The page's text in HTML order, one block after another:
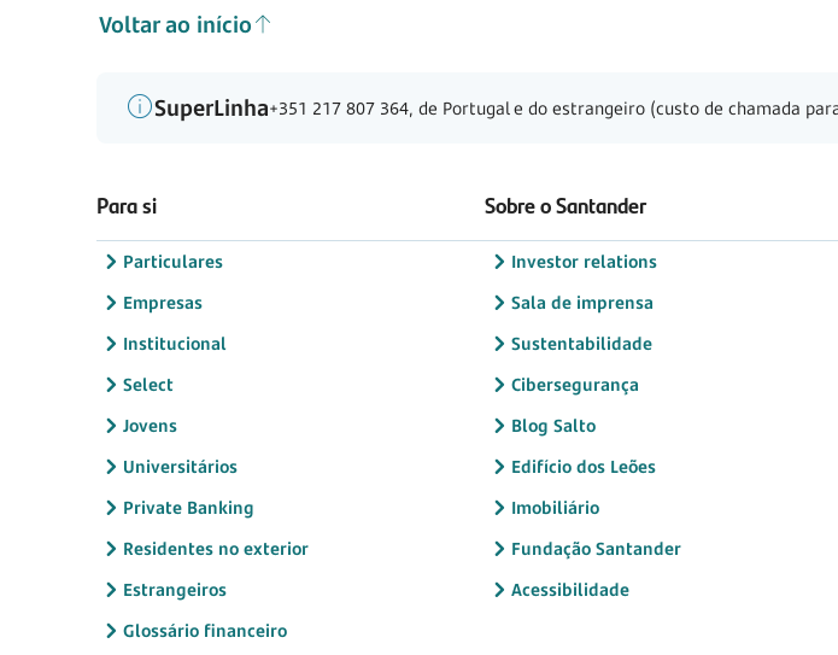
Voltar ao início
SuperLinha+351 217 807 364, de Portugal e do estrangeiro (custo de chamada
Para si
Particulares
Empresas
Institucional
Select
Jovens
Universitários
Private Banking
Residentes no exterior
Estrangeiros
Glossário financeiro
Sobre o Santander
Investor relations
Sala de imprensa
Sustentabilidade
Cibersegurança
Blog Salto
Edifício dos Leões
Imobiliário
Fundação Santander
Acessibilidade